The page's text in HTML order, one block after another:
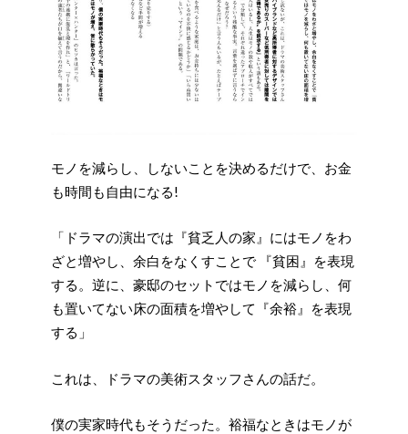
モノを減らし、しないことを決めるだけで、お金
も時間も自由になる!
「ドラマの演出では『貧乏人の家』にはモノをわ
ざと増やし、余白をなくすことで 『貧困』を表現
する。逆に、豪邸のセットではモノを減らし、何
も置いてない床の面積を増やして『余裕』を表現
する」
これは、ドラマの美術スタッフさんの話だ。
僕の実家時代もそうだった。裕福なときはモノが